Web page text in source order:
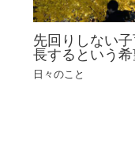
先回りしない
長するという
日々のこと